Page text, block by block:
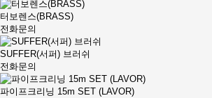
터보렌스(BRASS)
전화문의
SUFFER(서퍼) 브러쉬
전화문의
파이프크리닝 15m SET (LAVOR)